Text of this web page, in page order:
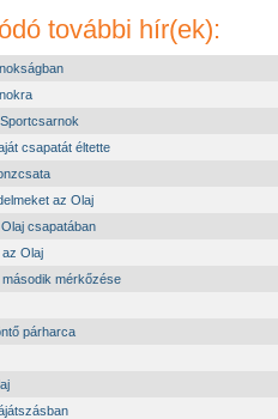
további hír(ek):
csapatát éltette
az Olaj
csapatában
Olaj
mérkőzése
párharca